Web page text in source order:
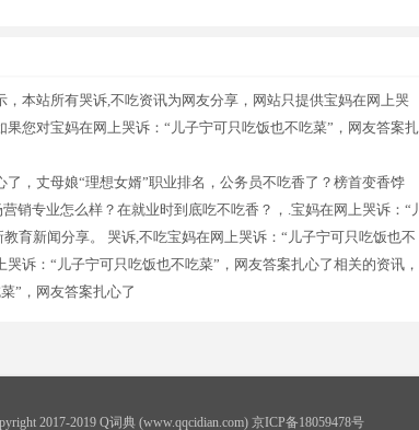
本站所有哭诉,不吃资讯为网友分享，网站只提供宝妈在网上哭
您对宝妈在网上哭诉：“儿子宁可只吃饭也不吃菜”，网友答案扎
，丈母娘“理想女婿”职业排名，公务员不吃香了？榜首变香饽
销专业怎么样？在就业时到底吃不吃香？，.宝妈在网上哭诉：“
育新闻分享。 哭诉,不吃宝妈在网上哭诉：“儿子宁可只吃饭也不
诉：“儿子宁可只吃饭也不吃菜”，网友答案扎心了相关的资讯，
”，网友答案扎心了
2017-2019 Q词典 (www.qqcidian.com) 京ICP备18059478号